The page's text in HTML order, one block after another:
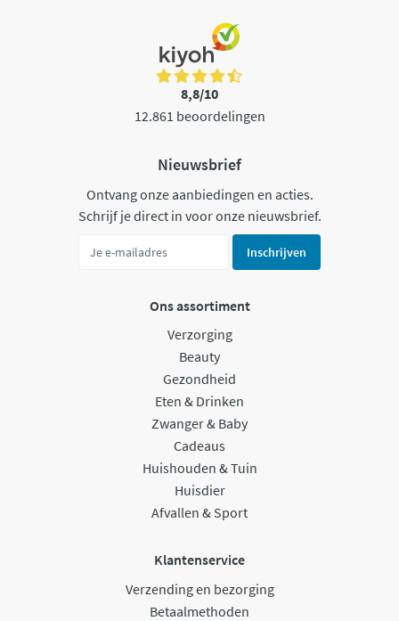
8,8/10
12.861 beoordelingen
Nieuwsbrief
Ontvang onze aanbiedingen en acties.
Schrijf je direct in voor onze nieuwsbrief.
Inschrijven
Ons assortiment
Verzorging
Beauty
Gezondheid
Eten & Drinken
Zwanger & Baby
Cadeaus
Huishouden & Tuin
Huisdier
Afvallen & Sport
Klantenservice
Verzending en bezorging
Betaalmethoden